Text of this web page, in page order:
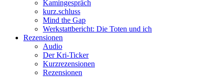
Kamingespräch
kurz.schluss
Mind the Gap
Werkstattbericht: Die Toten und ich
Rezensionen
Audio
Der Kri-Ticker
Kurzrezensionen
Rezensionen